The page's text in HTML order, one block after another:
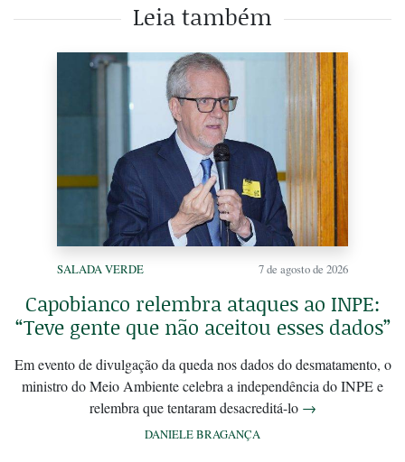
Leia também
SALADA VERDE 7 de agosto de 2026
Capobianco relembra ataques ao INPE:
“Teve gente que não aceitou esses dados”
Em evento de divulgação da queda nos dados do desmatamento, o
ministro do Meio Ambiente celebra a independência do INPE e
relembra que tentaram desacreditá-lo →
DANIELE BRAGANÇA